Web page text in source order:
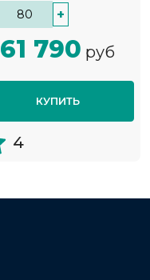
+
61 790 руб
КУПИТЬ
4